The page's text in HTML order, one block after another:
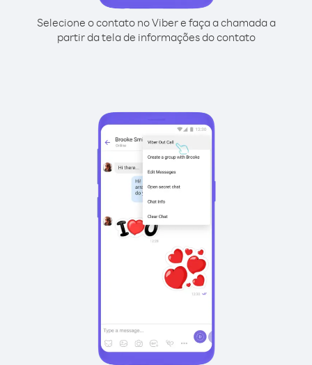
Selecione o contato no Viber e faça a chamada a
partir da tela de informações do contato